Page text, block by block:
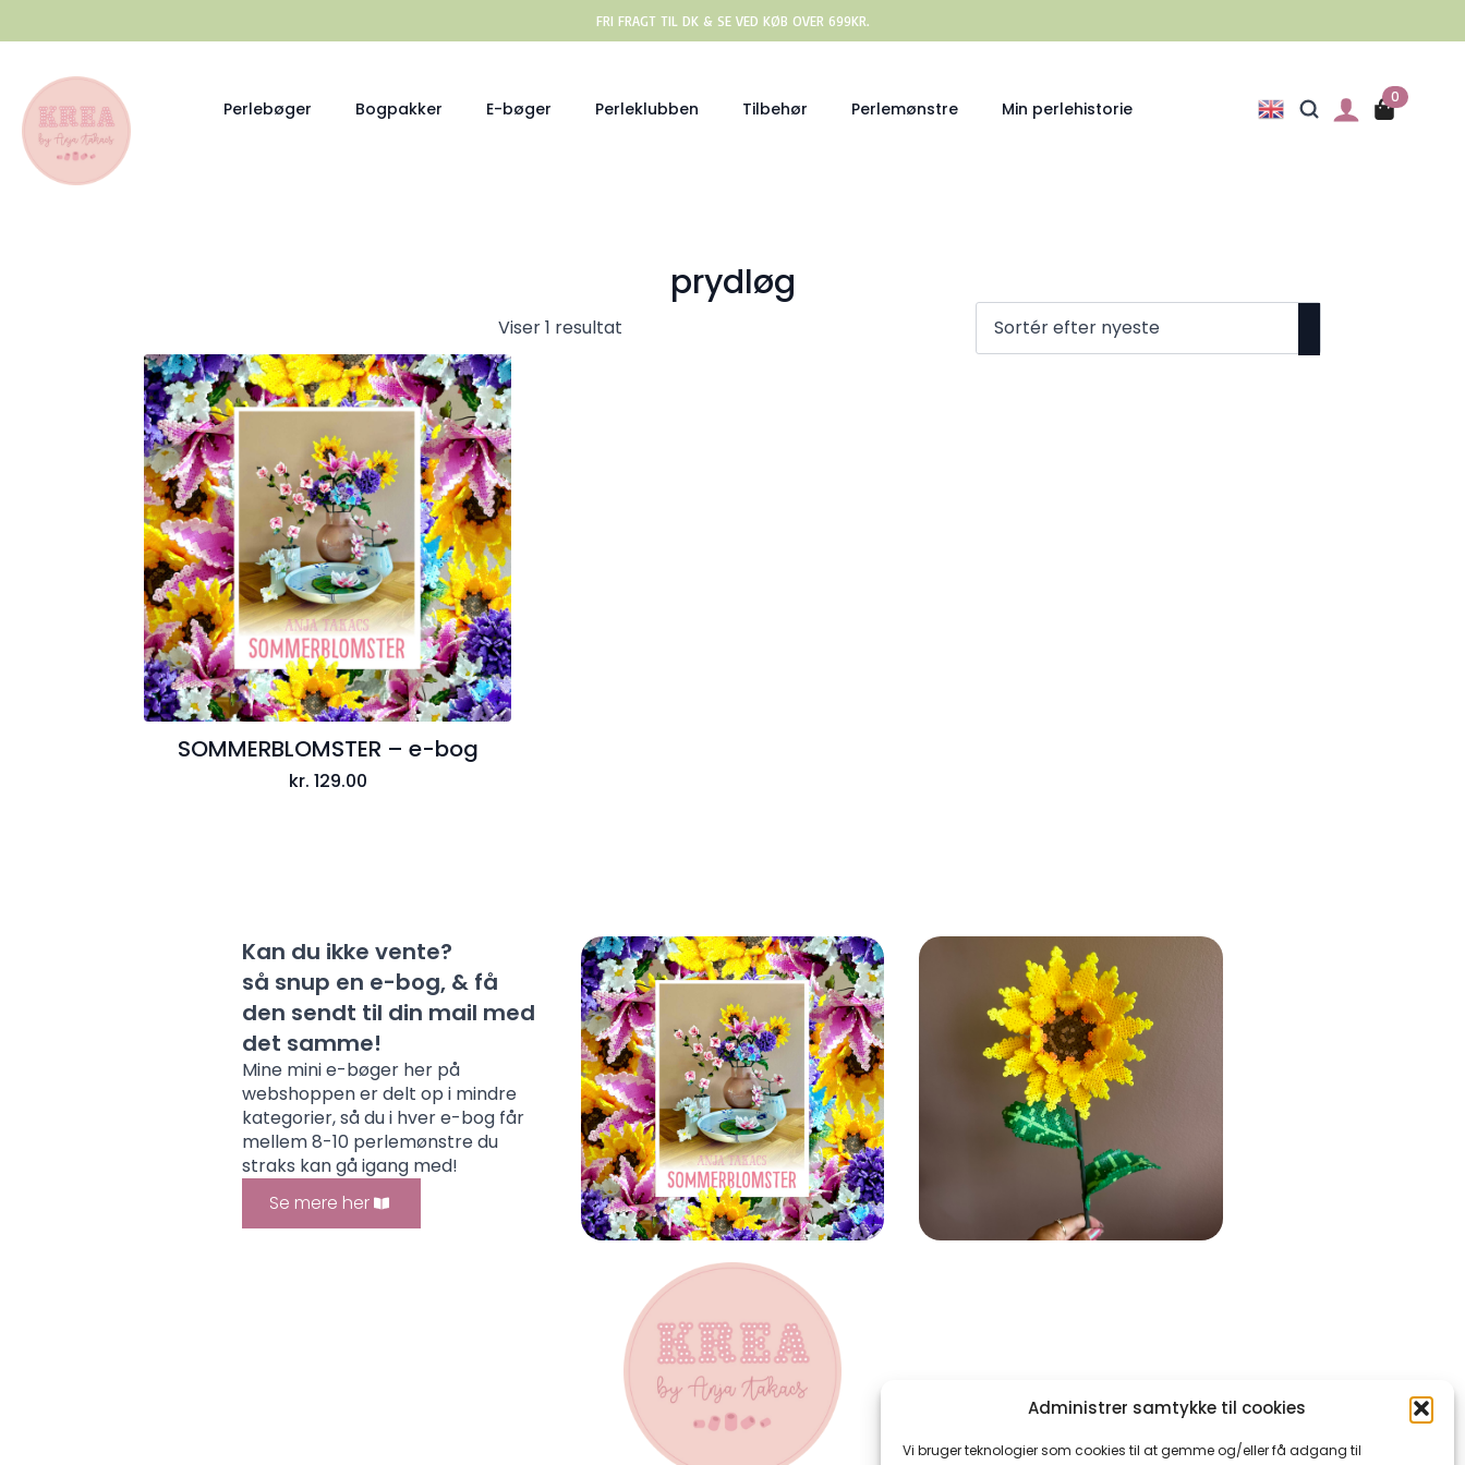
Administrer samtykke til cookies
Vi bruger teknologier som cookies til at gemme og/eller få adgang til
FRI FRAGT TIL DK & SE VED KØB OVER 699KR.
Perlebøger Bogpakker E-bøger Perleklubben Tilbehør Perlemønstre Min perlehistorie
0
prydløg
Viser 1 resultat
SOMMERBLOMSTER – e-bog
kr. 129.00
Kan du ikke vente?
så snup en e-bog, & få
den sendt til din mail med
det samme!
Mine mini e-bøger her på
webshoppen er delt op i mindre
kategorier, så du i hver e-bog får
mellem 8-10 perlemønstre du
straks kan gå igang med!
Se mere her